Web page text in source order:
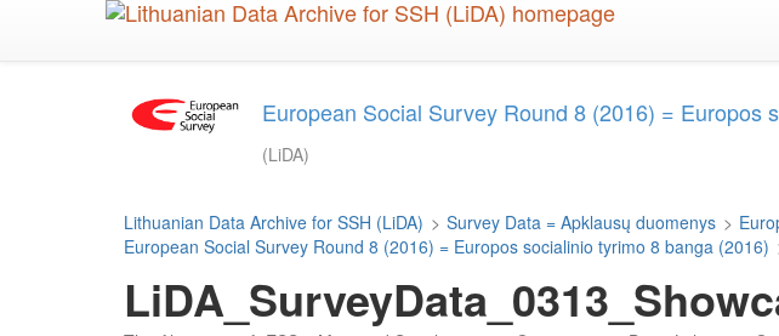
European Social Survey Round 8 (2016) = Europos
(LiDA)
Lithuanian Data Archive for SSH (LiDA) > Survey Data = Apklausų duomenys >
European Social Survey Round 8 (2016) = Europos socialinio tyrimo 8 banga (2016)